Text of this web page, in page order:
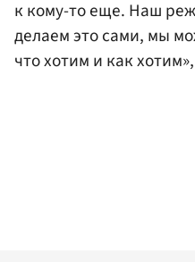
к кому-то еще. Наш
делаем это сами, мы
что хотим и как